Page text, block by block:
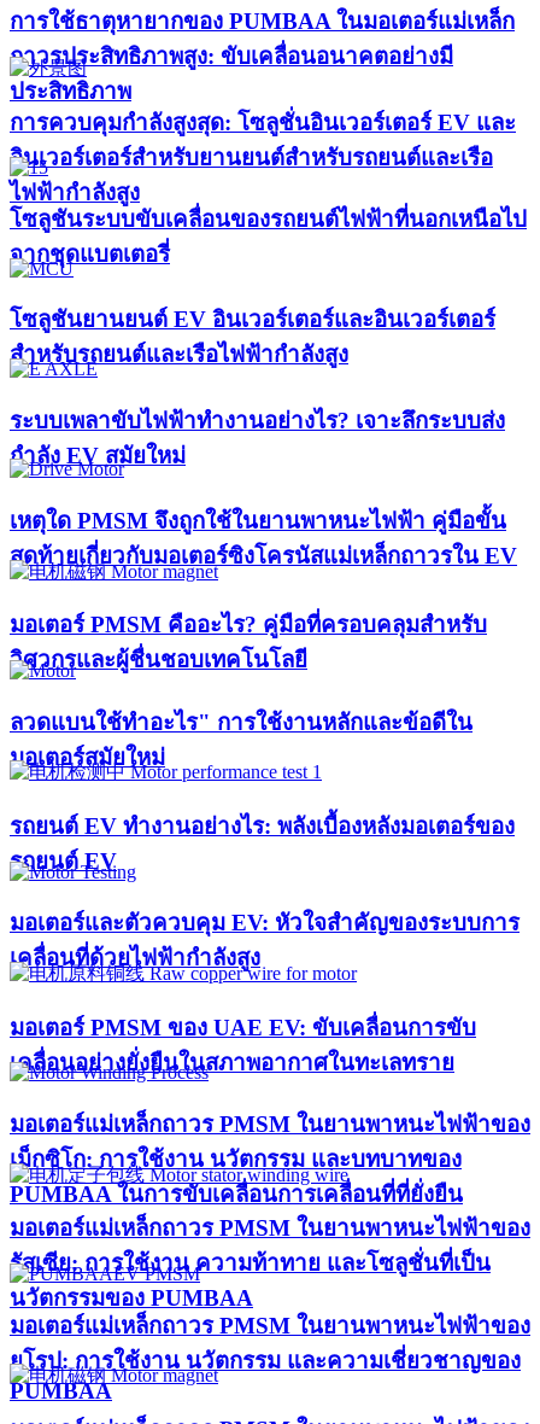
การใช้ธาตุหายากของ PUMBAA ในมอเตอร์แม่เหล็ก
ถาวรประสิทธิภาพสูง: ขับเคลื่อนอนาคตอย่างมี
ประสิทธิภาพ
การควบคุมกำลังสูงสุด: โซลูชั่นอินเวอร์เตอร์ EV และ
อินเวอร์เตอร์สำหรับยานยนต์สำหรับรถยนต์และเรือ
ไฟฟ้ากำลังสูง​
โซลูชันระบบขับเคลื่อนของรถยนต์ไฟฟ้าที่นอกเหนือไป
จากชุดแบตเตอรี่
โซลูชันยานยนต์ EV อินเวอร์เตอร์และอินเวอร์เตอร์
สำหรับรถยนต์และเรือไฟฟ้ากำลังสูง
ระบบเพลาขับไฟฟ้าทำงานอย่างไร? เจาะลึกระบบส่ง
กำลัง EV สมัยใหม่
เหตุใด PMSM จึงถูกใช้ในยานพาหนะไฟฟ้า คู่มือขั้น
สุดท้ายเกี่ยวกับมอเตอร์ซิงโครนัสแม่เหล็กถาวรใน EV
มอเตอร์ PMSM คืออะไร? คู่มือที่ครอบคลุมสำหรับ
วิศวกรและผู้ชื่นชอบเทคโนโลยี
ลวดแบนใช้ทำอะไร" การใช้งานหลักและข้อดีใน
มอเตอร์สมัยใหม่
รถยนต์ EV ทำงานอย่างไร: พลังเบื้องหลังมอเตอร์ของ
รถยนต์ EV
มอเตอร์และตัวควบคุม EV: หัวใจสำคัญของระบบการ
เคลื่อนที่ด้วยไฟฟ้ากำลังสูง
มอเตอร์ PMSM ของ UAE EV: ขับเคลื่อนการขับ
เคลื่อนอย่างยั่งยืนในสภาพอากาศในทะเลทราย
มอเตอร์แม่เหล็กถาวร PMSM ในยานพาหนะไฟฟ้าของ
เม็กซิโก: การใช้งาน นวัตกรรม และบทบาทของ
PUMBAA ในการขับเคลื่อนการเคลื่อนที่ที่ยั่งยืน
มอเตอร์แม่เหล็กถาวร PMSM ในยานพาหนะไฟฟ้าของ
รัสเซีย: การใช้งาน ความท้าทาย และโซลูชั่นที่เป็น
นวัตกรรมของ PUMBAA
มอเตอร์แม่เหล็กถาวร PMSM ในยานพาหนะไฟฟ้าของ
ยุโรป: การใช้งาน นวัตกรรม และความเชี่ยวชาญของ
PUMBAA